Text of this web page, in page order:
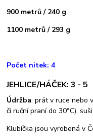
900 metrů / 240 g
1100 metrů / 293 g
Počet nitek: 4
JEHLICE/HÁČEK: 3 - 5
Údržba: prát v ruce nebo
či ruční praní do 30°C),
Klubíčka jsou vyrobená v